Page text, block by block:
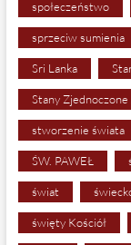
społeczeństwo
sprzeciw sumienia
Sri Lanka
Stany Zjednoczone
stworzenie świata
ŚW. PAWEŁ
świat
święty Kościół